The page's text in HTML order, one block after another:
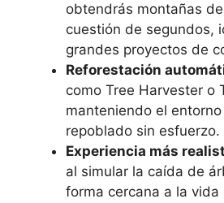
obtendrás montañas
cuestión de segundos,
grandes proyectos de
Reforestación
como Tree Harvester o
manteniendo el
repoblado sin esfuerzo.
Experiencia más
al simular la caída de
forma cercana a la vida